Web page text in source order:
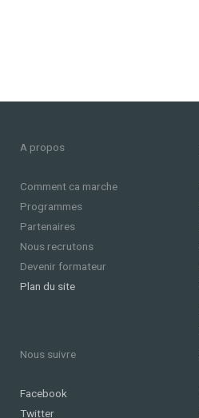
A propos
Comment ca marche
Programmes
Partenaires
Nous recrutons
Devenir formateur
Plan du site
Nous suivre
Facebook
Twitter